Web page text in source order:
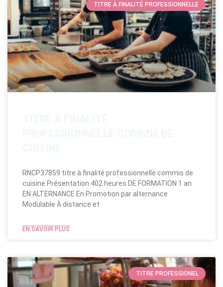
TITRE À FINALITÉ PROFESSIONNELLE
RNCP37859 titre à finalité professionnelle commis de
cuisine Présentation 402 heures DE FORMATION 1 an
EN ALTERNANCE En Promotion par alternance
Modulable​ À distance et
EN SAVOIR PLUS
TITRE PROFESSIONEL